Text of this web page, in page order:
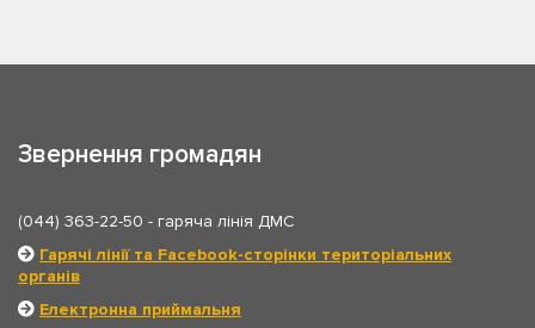
Звернення громадян
(044) 363-22-50 - гаряча лінія ДМС
Гарячі лінії та Facebook-сторінки територіальних
органів
Електронна приймальня